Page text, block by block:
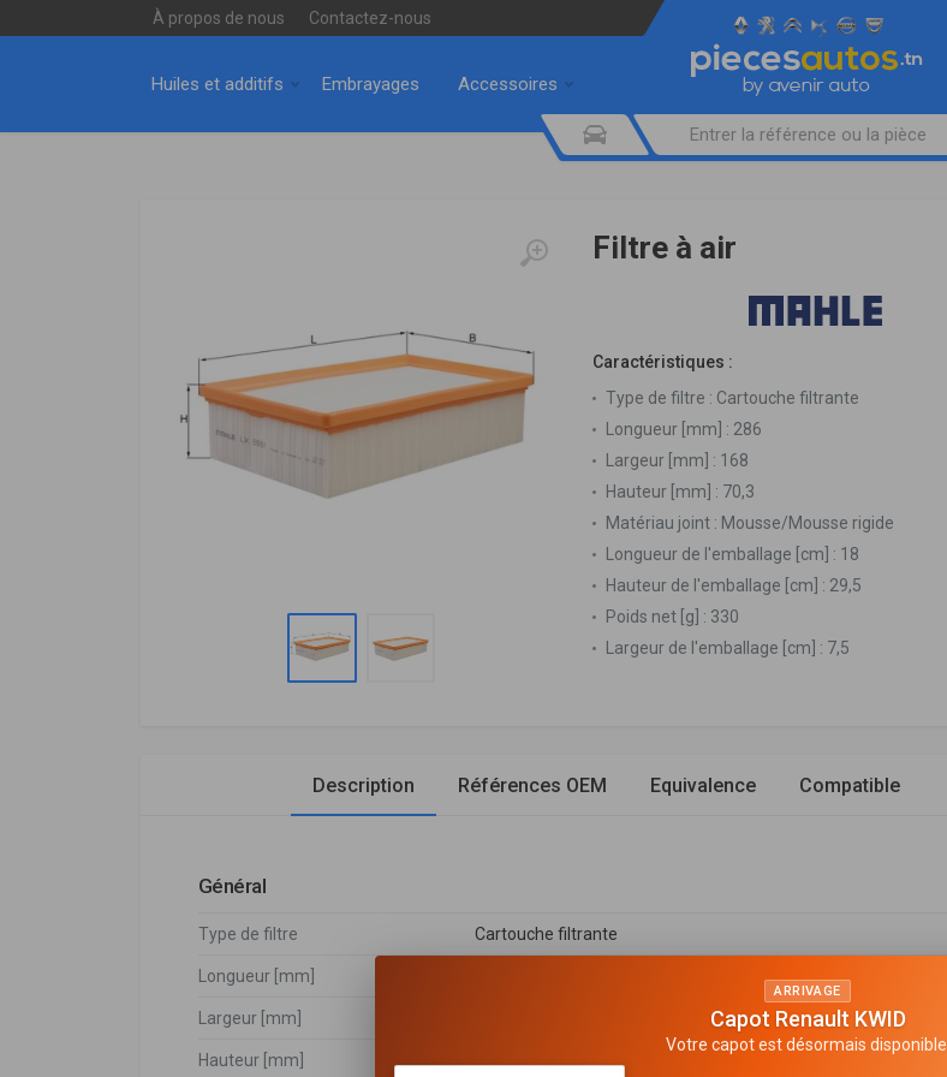
À propos de nous Contactez-nous
Huiles et additifs Embrayages Accessoires
Filtre à air
Caractéristiques :
Type de filtre : Cartouche filtrante
Longueur [mm] : 286
Largeur [mm] : 168
Hauteur [mm] : 70,3
Matériau joint : Mousse/Mousse rigide
Longueur de l'emballage [cm] : 18
Hauteur de l'emballage [cm] : 29,5
Poids net [g] : 330
Largeur de l'emballage [cm] : 7,5
Description Références OEM Equivalence Compatible
Général
Type de filtre Cartouche filtrante
Longueur [mm]
Largeur [mm]
Hauteur [mm]
ARRIVAGE
Capot Renault KWID
Votre capot est désormais disponible.